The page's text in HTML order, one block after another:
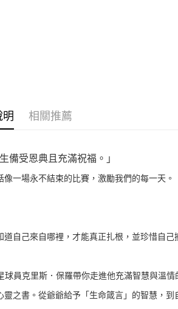
明 相關推薦
備受恩典且充滿祝福。」
像一場永不結束的比賽，激勵我們的每一天。
道自己來自哪裡，才能真正扎根，並珍惜自
球員克里斯．保羅帶你走進他充滿智慧與溫
靈之書。從爺爺給予「生命箴言」的智慧，